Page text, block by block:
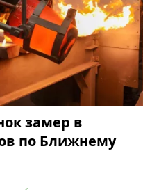
замер в
по Ближнему